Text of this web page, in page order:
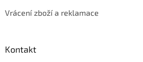
Vrácení zboží a reklamace
Kontakt